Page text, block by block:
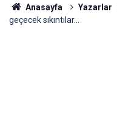
Anasayfa Yazarlar
geçecek sıkıntılar...